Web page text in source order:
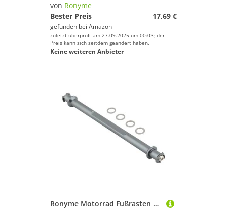
von Ronyme
Bester Preis
17,69 €
gefunden bei Amazon
zuletzt überprüft am 27.09.2025 um 00:03; der
Preis kann sich seitdem geändert haben.
Keine weiteren Anbieter
Ronyme Motorrad Fußrasten Unterstützung Klammer Fußrasten Halterung Fußstütze Unterstützung Stange, Silber